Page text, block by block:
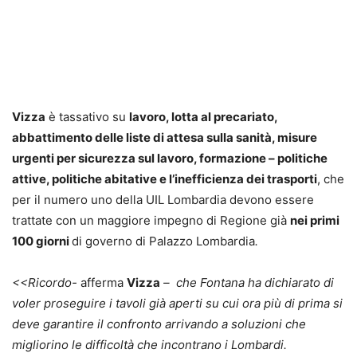
Vizza è tassativo su lavoro, lotta al precariato,
abbattimento delle liste di attesa sulla sanità, misure
urgenti per sicurezza sul lavoro, formazione – politiche
attive, politiche abitative e l’inefficienza dei trasporti, che
per il numero uno della UIL Lombardia devono essere
trattate con un maggiore impegno di Regione già nei primi
100 giornidi governo di Palazzo Lombardia.
<<Ricordo- afferma Vizza – che Fontana ha dichiarato di
voler proseguire i tavoli già aperti su cui ora più di prima si
deve garantire il confronto arrivando a soluzioni che
migliorino le difficoltà che incontrano i Lombardi.